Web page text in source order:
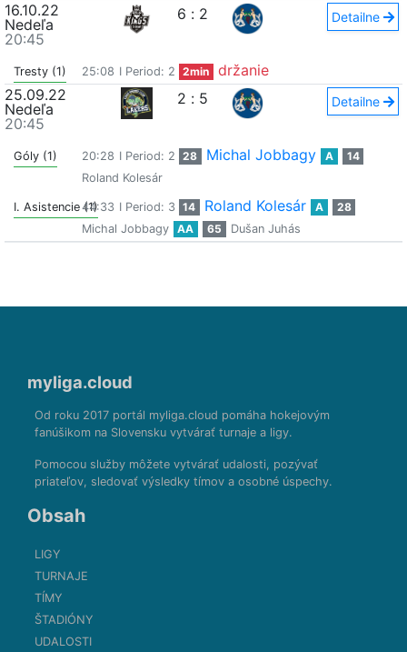
16.10.22
Nedeľa
20:45
6 : 2 Detailne
Tresty (1) 25:08 I Period: 2 2min
držanie
25.09.22
Nedeľa
20:45
2 : 5 Detailne
Góly (1) 20:28 I Period: 2 28 Michal Jobbagy A
14
Roland Kolesár
I. Asistencie (1)44:33 I Period: 3 14 Roland Kolesár A
28
Michal Jobbagy
AA 65 Dušan Juhás
myliga.cloud
Od roku 2017 portál myliga.cloud pomáha hokejovým
fanúšikom na Slovensku vytvárať turnaje a ligy.
Pomocou služby môžete vytvárať udalosti, pozývať
priateľov, sledovať výsledky tímov a osobné úspechy.
Obsah
LIGY
TURNAJE
TÍMY
ŠTADIÓNY
UDALOSTI